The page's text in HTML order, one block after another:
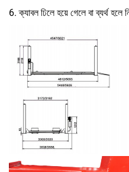
6. ক্যাবল ঢিলে হয়ে গেলে বা ব্যর্থ হলে